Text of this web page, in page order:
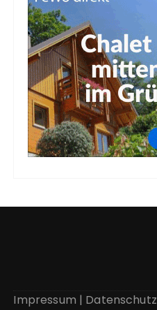
Impressum | Datenschutz